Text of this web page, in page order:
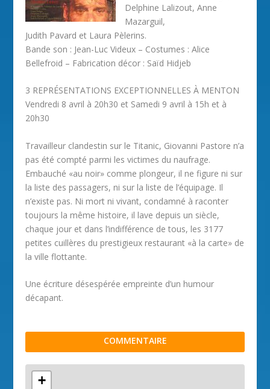
Delphine Lalizout, Anne
Mazarguil,
Judith Pavard et Laura Pèlerins.
Bande son : Jean-Luc Videux – Costumes : Alice
Bellefroid – Fabrication décor : Saïd Hidjeb
3 REPRÉSENTATIONS EXCEPTIONNELLES À MENTON
Vendredi 8 avril à 20h30 et Samedi 9 avril à 15h et à
20h30
Travailleur clandestin sur le Titanic, Giovanni Pastore n’a
pas été compté parmi les victimes du naufrage.
Embauché «au noir» comme plongeur, il ne figure ni sur
la liste des passagers, ni sur la liste de l’équipage. Il
n’existe pas. Ni mort ni vivant, condamné à raconter
toujours la même histoire, il lave depuis un siècle,
chaque jour et dans l’indifférence de tous, les 3177
petites cuillères du prestigieux restaurant «à la carte» de
la ville flottante.
Une écriture désespérée empreinte d’un humour
décapant.
COMMENTAIRE
+